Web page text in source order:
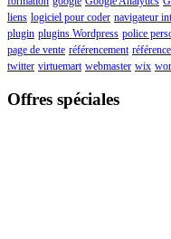
liens logiciel pour coder navigateur
plugin plugins Wordpress police
page de vente référencement
twitter virtuemart webmaster wix
Offres spéciales